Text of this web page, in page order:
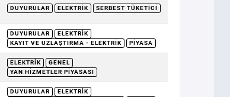
DUYURULAR ELEKTRIK SERBEST TÜKETICI
DUYURULAR
ELEKTRIK
KAYIT VE UZLAŞTIRMA - ELEKTRIK
PIYASA
ELEKTRIK
GENEL
YAN HIZMETLER PIYASASI
DUYURULAR
ELEKTRIK